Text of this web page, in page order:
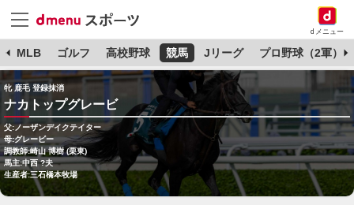
dメニュー
MLB ゴルフ 高校野球 競馬 Jリーグ プロ野球（2軍）
牝 鹿毛 登録抹消
ナカトップグレービ
父:ノーザンデイクテイター
母:グレービー
調教師:崎山 博樹 (栗東)
馬主:中西 ?夫
生産者:三石橋本牧場